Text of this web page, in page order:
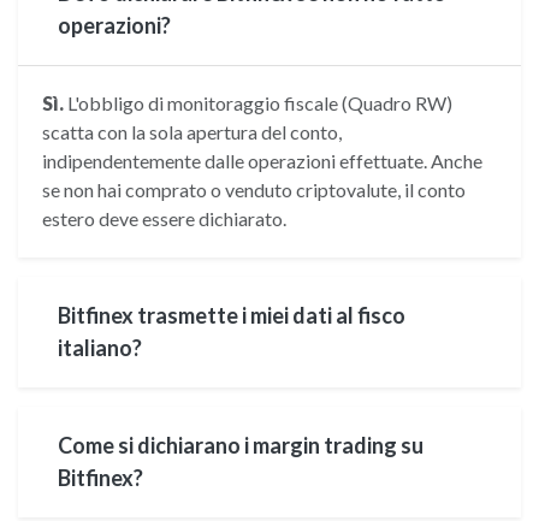
operazioni?
Sì. L'obbligo di monitoraggio fiscale (Quadro RW)
scatta con la sola apertura del conto,
indipendentemente dalle operazioni effettuate. Anche
se non hai comprato o venduto criptovalute, il conto
estero deve essere dichiarato.
Bitfinex trasmette i miei dati al fisco
italiano?
Come si dichiarano i margin trading su
Bitfinex?